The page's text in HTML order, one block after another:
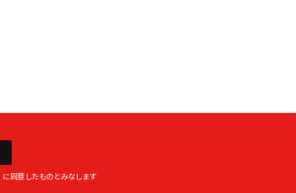
に同意したものとみなします